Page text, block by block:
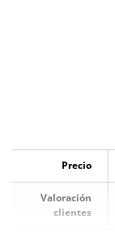
original
¿Cuándo lo
recibo?
Precio
Valoración
clientes